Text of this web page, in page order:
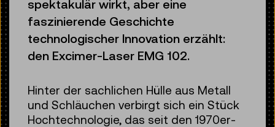
spektakulär wirkt, aber eine
faszinierende Geschichte
technologischer Innovation erzählt:
den Excimer-Laser EMG 102.
Hinter der sachlichen Hülle aus Metall
und Schläuchen verbirgt sich ein Stück
Hochtechnologie, das seit den 1970er-